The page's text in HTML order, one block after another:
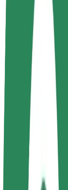
Kurjeriai
„Bolt
Franšizės
Apie mus
Karjera
Apie